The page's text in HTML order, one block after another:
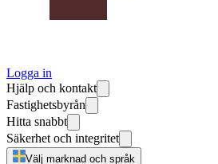
Logga in
Hjälp och kontakt
Fastighetsbyrån
Hitta snabbt
Säkerhet och integritet
Välj marknad och språk